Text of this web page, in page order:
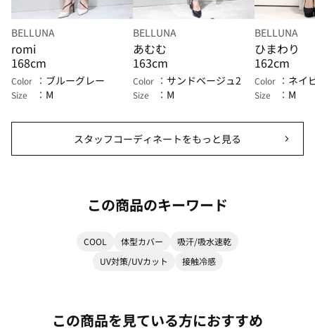
BELLUNA
romi
168cm
Color ブルーグレー
Size M
BELLUNA
あむむ
163cm
Color サンドベージュ2
Size M
BELLUNA
ひまわり
162cm
Color ネイ
Size M
スタッフコーディネートをもっと見る
この商品のキーワード
COOL 体型カバー
吸汗/吸水速乾
UV対策/UVカット
接触冷感
この商品を見ている方におすすめ